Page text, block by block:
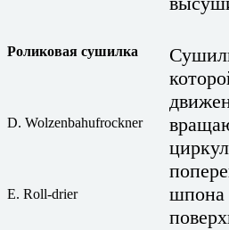
Роликовая сушилка
шпона
D. Wolzenbahufrockner
E. Roll-drier